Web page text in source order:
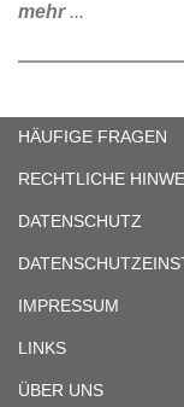
mehr...
HÄUFIGE FRAGEN
RECHTLICHE
DATENSCHUTZ
IMPRESSUM
LINKS
ÜBER UNS